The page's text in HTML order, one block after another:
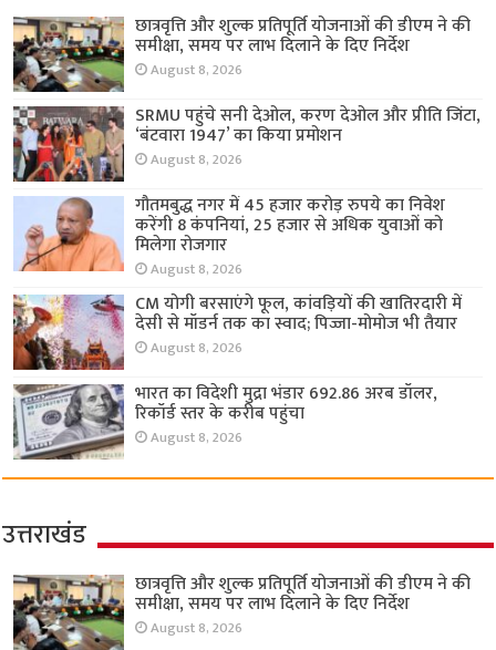
छात्रवृत्ति और शुल्क प्रतिपूर्ति योजनाओं की डीएम ने की
समीक्षा, समय पर लाभ दिलाने के दिए निर्देश
August 8, 2026
SRMU पहुंचे सनी देओल, करण देओल और प्रीति जिंटा,
‘बंटवारा 1947’ का किया प्रमोशन
August 8, 2026
गौतमबुद्ध नगर में 45 हजार करोड़ रुपये का निवेश
करेंगी 8 कंपनियां, 25 हजार से अधिक युवाओं को
मिलेगा रोजगार
August 8, 2026
CM योगी बरसाएंगे फूल, कांवड़ियों की खातिरदारी में
देसी से मॉडर्न तक का स्वाद; पिज्जा-मोमोज भी तैयार
August 8, 2026
भारत का विदेशी मुद्रा भंडार 692.86 अरब डॉलर,
रिकॉर्ड स्तर के करीब पहुंचा
August 8, 2026
उत्तराखंड
छात्रवृत्ति और शुल्क प्रतिपूर्ति योजनाओं की डीएम ने की
समीक्षा, समय पर लाभ दिलाने के दिए निर्देश
August 8, 2026